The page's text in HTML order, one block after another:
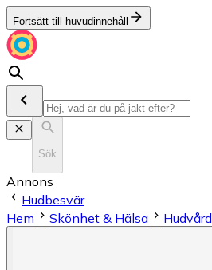
Fortsätt till huvudinnehåll
Sök
Annons
Hudbesvär
Hem
Skönhet & Hälsa Hudvård